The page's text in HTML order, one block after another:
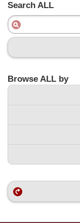
Search ALL
Browse ALL by